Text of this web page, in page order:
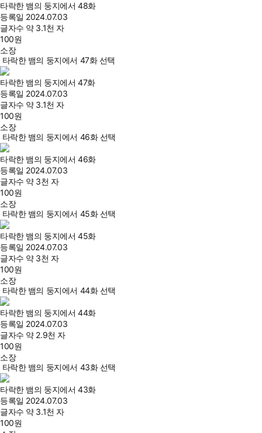
타락한 뱀의 둥지에서 48화
등록일 2024.07.03
글자수 약 3.1천 자
100원
소장
타락한 뱀의 둥지에서 47화 선택
타락한 뱀의 둥지에서 47화
등록일 2024.07.03
글자수 약 3.1천 자
100원
소장
타락한 뱀의 둥지에서 46화 선택
타락한 뱀의 둥지에서 46화
등록일 2024.07.03
글자수 약 3천 자
100원
소장
타락한 뱀의 둥지에서 45화 선택
타락한 뱀의 둥지에서 45화
등록일 2024.07.03
글자수 약 3천 자
100원
소장
타락한 뱀의 둥지에서 44화 선택
타락한 뱀의 둥지에서 44화
등록일 2024.07.03
글자수 약 2.9천 자
100원
소장
타락한 뱀의 둥지에서 43화 선택
타락한 뱀의 둥지에서 43화
등록일 2024.07.03
글자수 약 3.1천 자
100원